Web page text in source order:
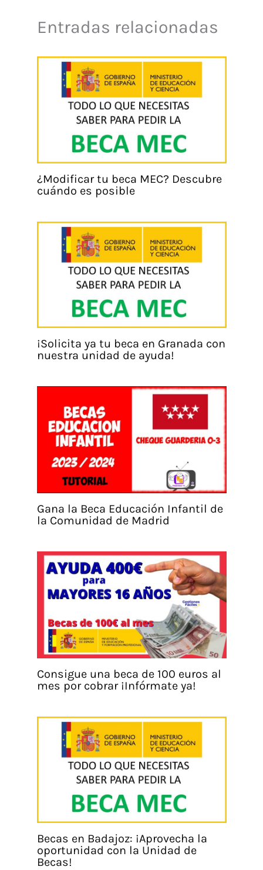
Entradas relacionadas
¿Modificar tu beca MEC? Descubre
cuándo es posible
¡Solicita ya tu beca en Granada con
nuestra unidad de ayuda!
Gana la Beca Educación Infantil de
la Comunidad de Madrid
Consigue una beca de 100 euros al
mes por cobrar ¡Infórmate ya!
Becas en Badajoz: ¡Aprovecha la
oportunidad con la Unidad de
Becas!